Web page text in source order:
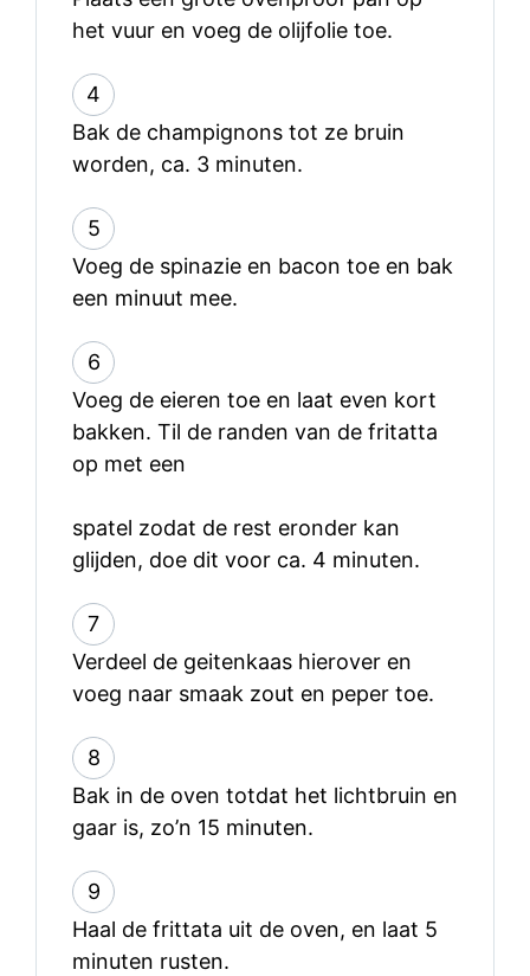
het vuur en voeg de olijfolie toe.
4
Bak de champignons tot ze bruin
worden, ca. 3 minuten.
5
Voeg de spinazie en bacon toe en bak
een minuut mee.
6
Voeg de eieren toe en laat even kort
bakken. Til de randen van de fritatta
op met een
spatel zodat de rest eronder kan
glijden, doe dit voor ca. 4 minuten.
7
Verdeel de geitenkaas hierover en
voeg naar smaak zout en peper toe.
8
Bak in de oven totdat het lichtbruin en
gaar is, zo’n 15 minuten.
9
Haal de frittata uit de oven, en laat 5
minuten rusten.